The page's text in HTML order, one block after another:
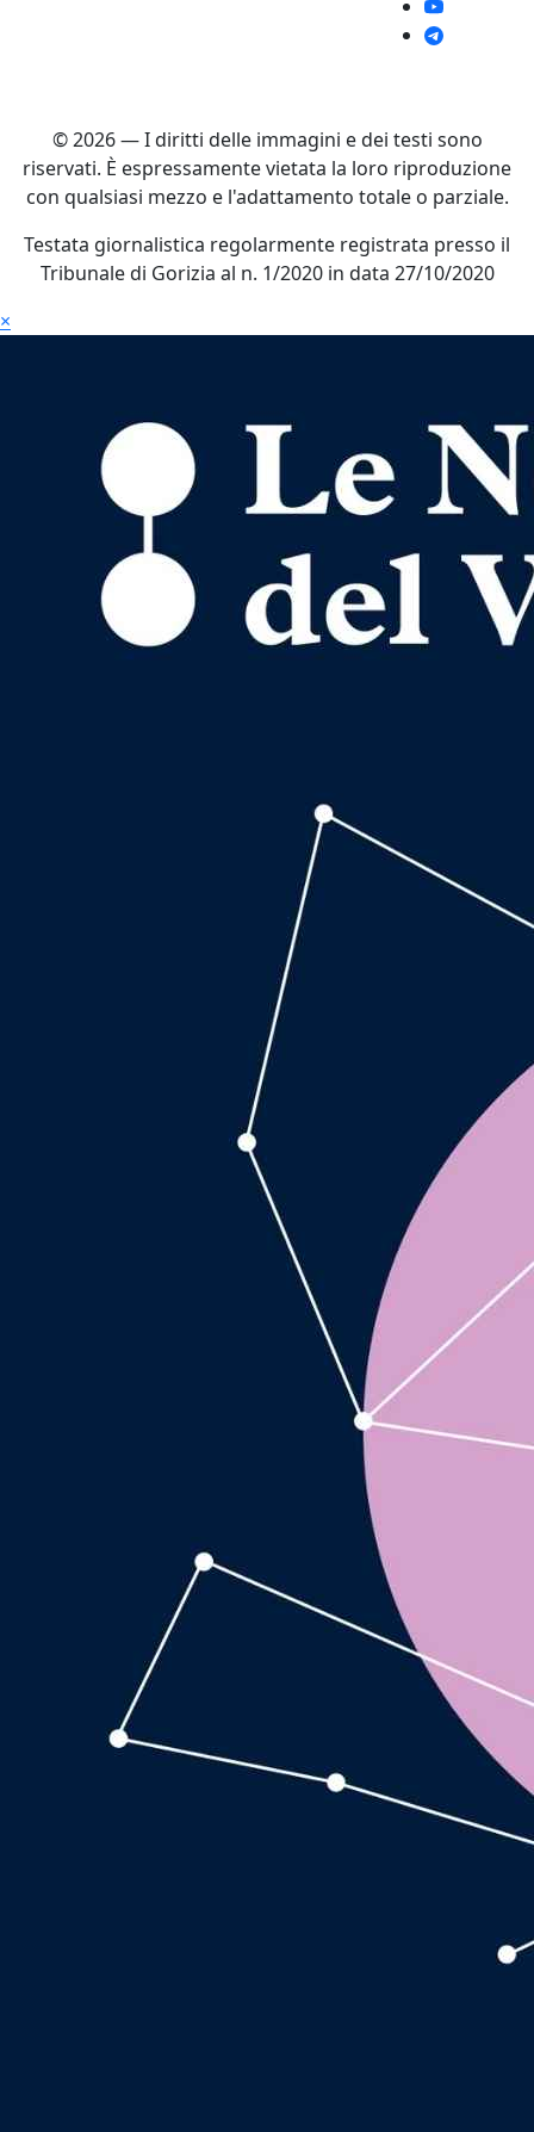
© 2026 — I diritti delle immagini e dei testi sono
riservati. È espressamente vietata la loro riproduzione
con qualsiasi mezzo e l'adattamento totale o parziale.
Testata giornalistica regolarmente registrata presso il
Tribunale di Gorizia al n. 1/2020 in data 27/10/2020
×